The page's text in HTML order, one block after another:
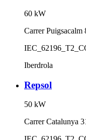
60 kW
Carrer Puigsacalm
Iberdrola
Repsol
50 kW
Carrer Catalunya